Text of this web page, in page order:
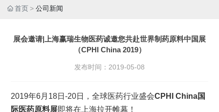
首页 公司新闻
展会邀请|上海赢瑞生物医药诚邀您共赴世界制药原料中国展
（CPHI China 2019）
发布时间： 2019-05-08
2019年6月18日-20日，全球医药行业盛会CPHI China国
际医药原料展即将在上海拉开帷幕！